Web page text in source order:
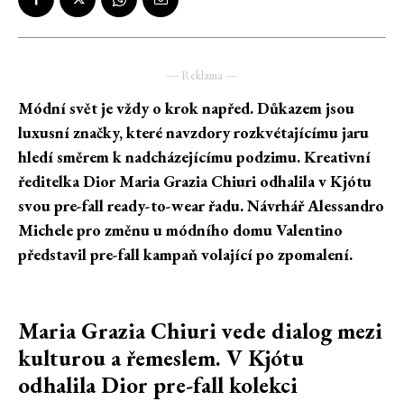
― Reklama ―
Módní svět je vždy o krok napřed. Důkazem jsou
luxusní značky, které navzdory rozkvétajícímu jaru
hledí směrem k nadcházejícímu podzimu. Kreativní
ředitelka Dior Maria Grazia Chiuri odhalila v Kjótu
svou pre-fall ready-to-wear řadu. Návrhář Alessandro
Michele pro změnu u módního domu Valentino
představil pre-fall kampaň volající po zpomalení.
Maria Grazia Chiuri vede dialog mezi
kulturou a řemeslem. V Kjótu
odhalila Dior pre-fall kolekci